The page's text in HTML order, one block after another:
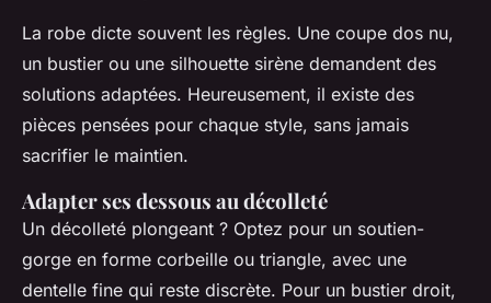
La robe dicte souvent les règles. Une coupe dos nu,
un bustier ou une silhouette sirène demandent des
solutions adaptées. Heureusement, il existe des
pièces pensées pour chaque style, sans jamais
sacrifier le maintien.
Adapter ses dessous au décolleté
Un décolleté plongeant ? Optez pour un soutien-
gorge en forme corbeille ou triangle, avec une
dentelle fine qui reste discrète. Pour un bustier droit,